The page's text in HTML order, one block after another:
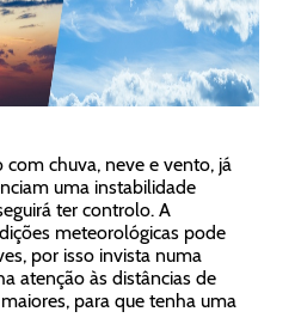
chuva, neve e vento, já
uma instabilidade
ter controlo. A
meteorológicas pode
por isso invista numa
atenção às distâncias de
para que tenha uma